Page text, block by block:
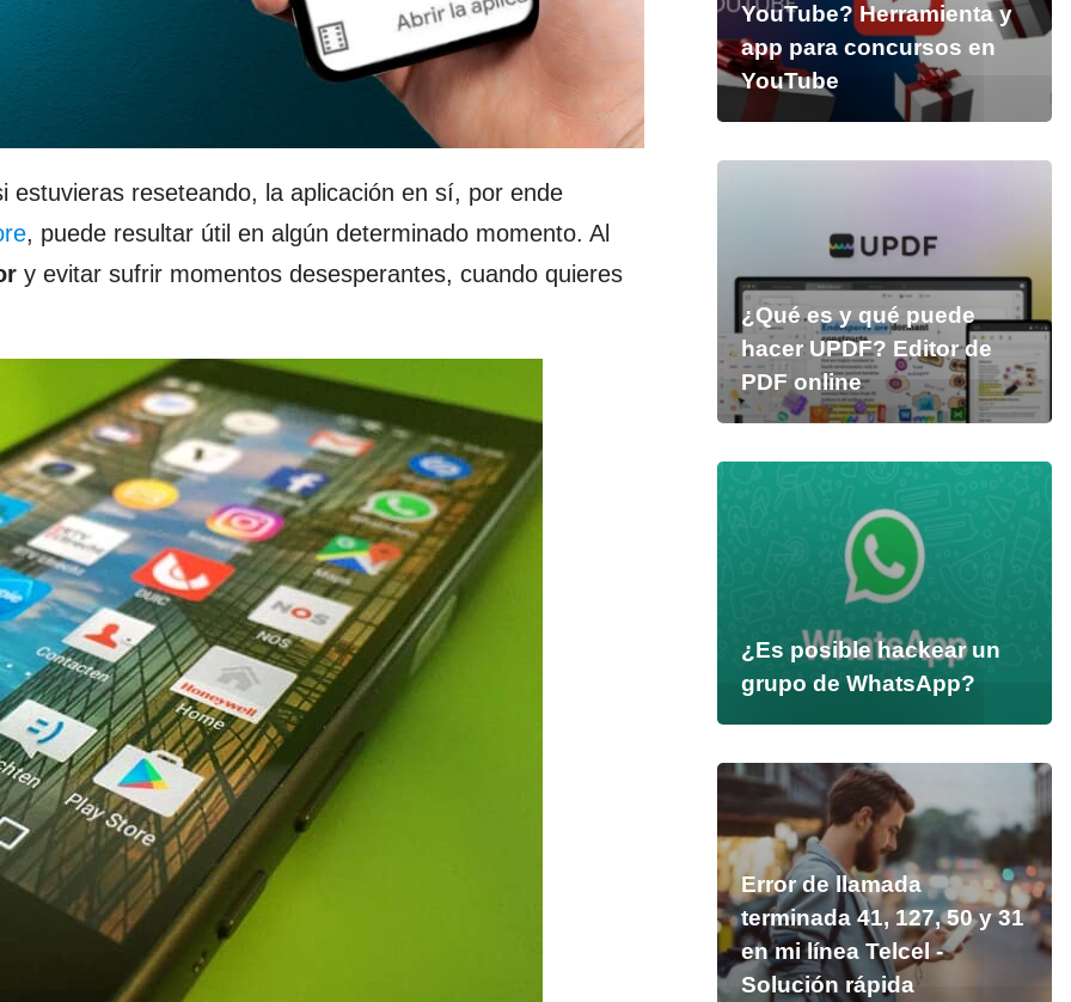
reseteando, la aplicación en sí, por ende
, puede resultar útil en algún determinado momento. Al
y evitar sufrir momentos desesperantes, cuando quieres
YouTube? Herramienta y
app para concursos en
YouTube
¿Qué es y qué puede
hacer UPDF? Editor de
PDF online
¿Es posible hackear un
grupo de WhatsApp?
Error de llamada
terminada 41, 127, 50 y 31
en mi línea Telcel -
Solución rápida